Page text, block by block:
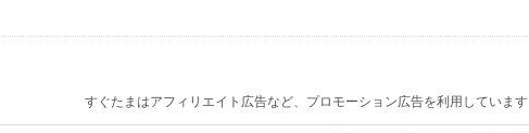
すぐたまはアフィリエイト広告など、プロモーション広告を利用しています